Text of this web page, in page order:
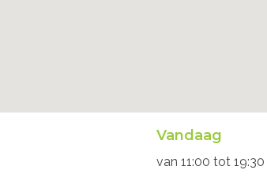
Openingsuren
Vandaag
van 11:00 tot 19:30